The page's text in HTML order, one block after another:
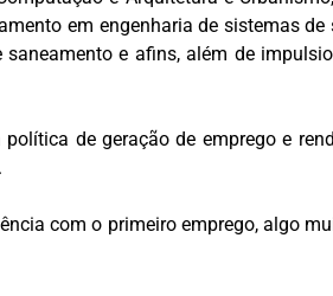
em engenharia de sistemas
e afins, além de
de geração de emprego e
com o primeiro emprego, algo